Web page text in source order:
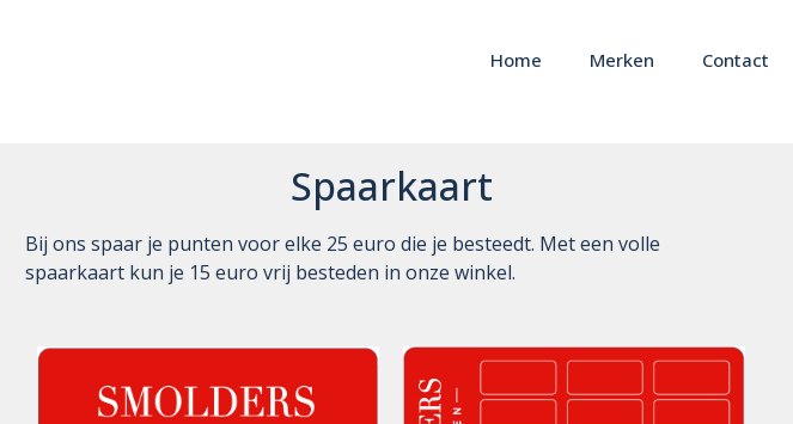
Home Merken Contact
Spaarkaart
Bij ons spaar je punten voor elke 25 euro die je besteedt. Met een volle
spaarkaart kun je 15 euro vrij besteden in onze winkel.